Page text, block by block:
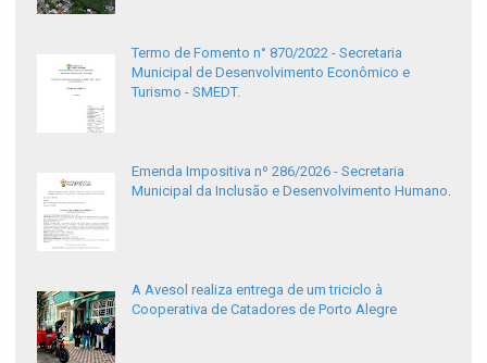
Termo de Fomento n° 870/2022 - Secretaria
Municipal de Desenvolvimento Econômico e
Turismo - SMEDT.
Emenda Impositiva nº 286/2026 - Secretaria
Municipal da Inclusão e Desenvolvimento Humano.
A Avesol realiza entrega de um triciclo à
Cooperativa de Catadores de Porto Alegre